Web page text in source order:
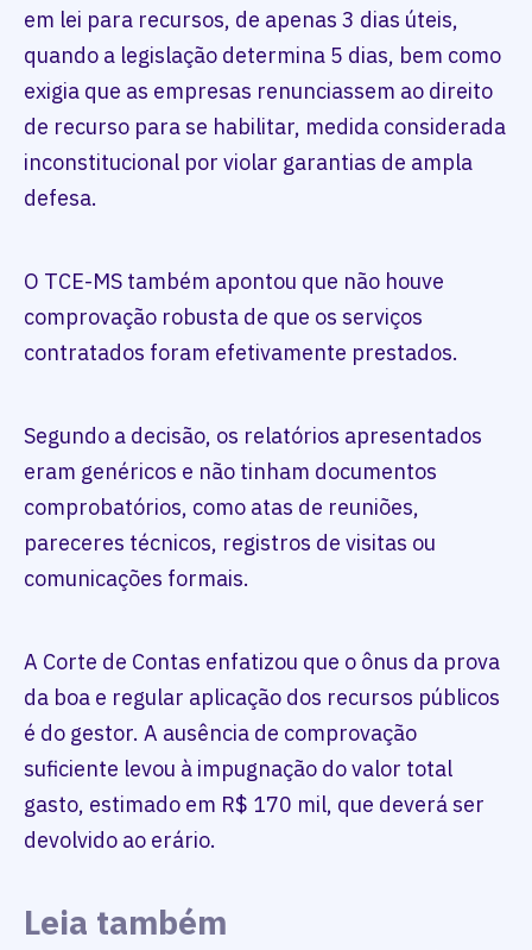
em lei para recursos, de apenas 3 dias úteis,
quando a legislação determina 5 dias, bem como
exigia que as empresas renunciassem ao direito
de recurso para se habilitar, medida considerada
inconstitucional por violar garantias de ampla
defesa.
O TCE-MS também apontou que não houve
comprovação robusta de que os serviços
contratados foram efetivamente prestados.
Segundo a decisão, os relatórios apresentados
eram genéricos e não tinham documentos
comprobatórios, como atas de reuniões,
pareceres técnicos, registros de visitas ou
comunicações formais.
A Corte de Contas enfatizou que o ônus da prova
da boa e regular aplicação dos recursos públicos
é do gestor. A ausência de comprovação
suficiente levou à impugnação do valor total
gasto, estimado em R$ 170 mil, que deverá ser
devolvido ao erário.
Leia também